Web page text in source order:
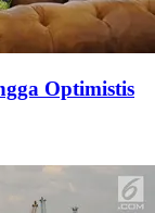
Optimistis